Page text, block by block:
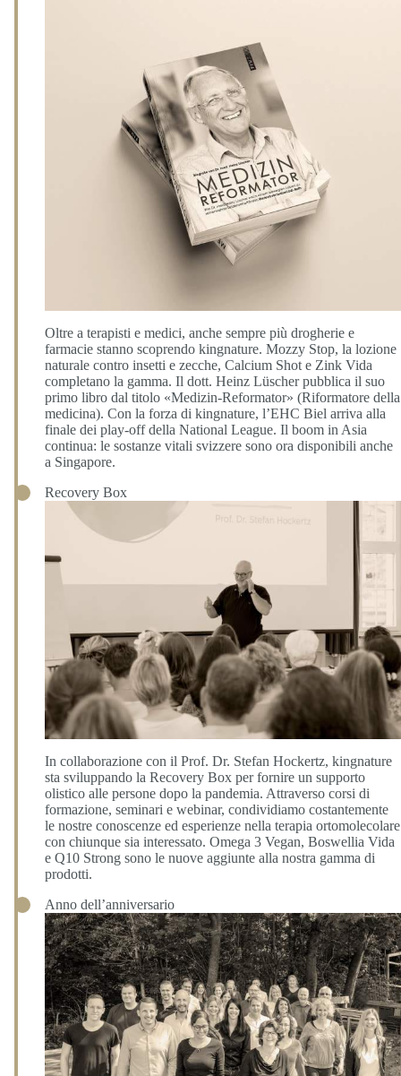
Oltre a terapisti e medici, anche sempre più drogherie e
farmacie stanno scoprendo kingnature. Mozzy Stop, la lozione
naturale contro insetti e zecche, Calcium Shot e Zink Vida
completano la gamma. Il dott. Heinz Lüscher pubblica il suo
primo libro dal titolo «Medizin-Reformator» (Riformatore della
medicina). Con la forza di kingnature, l’EHC Biel arriva alla
finale dei play-off della National League. Il boom in Asia
continua: le sostanze vitali svizzere sono ora disponibili anche
a Singapore.
Recovery Box
In collaborazione con il Prof. Dr. Stefan Hockertz, kingnature
sta sviluppando la Recovery Box per fornire un supporto
olistico alle persone dopo la pandemia. Attraverso corsi di
formazione, seminari e webinar, condividiamo costantemente
le nostre conoscenze ed esperienze nella terapia ortomolecolare
con chiunque sia interessato. Omega 3 Vegan, Boswellia Vida
e Q10 Strong sono le nuove aggiunte alla nostra gamma di
prodotti.
Anno dell’anniversario